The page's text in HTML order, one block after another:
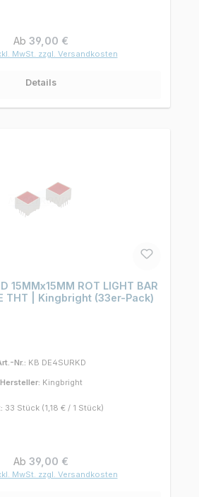
Regulärer Preis:
Ab 39,00 €
MwSt. zzgl. Versandkosten
Details
15MMx15MM ROT LIGHT BAR
THT | Kingbright (33er-Pack)
Nr.: KB DE4SURKD
Hersteller: Kingbright
33 Stück (1,18 € / 1 Stück)
Regulärer Preis:
Ab 39,00 €
MwSt. zzgl. Versandkosten